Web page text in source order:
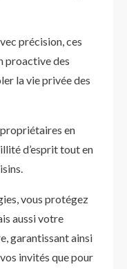
précision, ces
proactive des
la vie privée des
en
d’esprit tout en
vous protégez
aussi votre
garantissant ainsi
invités que pour